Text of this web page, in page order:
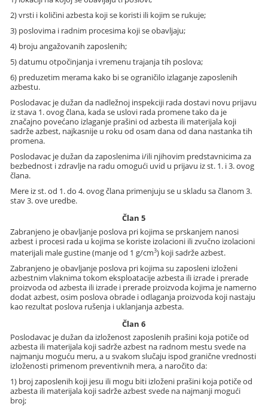
2) vrsti i količini azbesta koji se koristi ili kojim se rukuje;
3) poslovima i radnim procesima koji se obavljaju;
4) broju angažovanih zaposlenih;
5) datumu otpočinjanja i vremenu trajanja tih poslova;
6) preduzetim merama kako bi se ograničilo izlaganje zaposlenih
azbestu.
Poslodavac je dužan da nadležnoj inspekciji rada dostavi novu prijavu
iz stava 1. ovog člana, kada se uslovi rada promene tako da je
značajno povećano izlaganje prašini od azbesta ili materijala koji
sadrže azbest, najkasnije u roku od osam dana od dana nastanka tih
promena.
Poslodavac je dužan da zaposlenima i/ili njihovim predstavnicima za
bezbednost i zdravlje na radu omogući uvid u prijavu iz st. 1. i 3. ovog
člana.
Mere iz st. od 1. do 4. ovog člana primenjuju se u skladu sa članom 3.
stav 3. ove uredbe.
Član 5
Zabranjeno je obavljanje poslova pri kojima se prskanjem nanosi
azbest i procesi rada u kojima se koriste izolacioni ili zvučno izolacioni
materijali male gustine (manje od 1 g/cm3) koji sadrže azbest.
Zabranjeno je obavljanje poslova pri kojima su zaposleni izloženi
azbestnim vlaknima tokom eksploatacije azbesta ili izrade i prerade
proizvoda od azbesta ili izrade i prerade proizvoda kojima je namerno
dodat azbest, osim poslova obrade i odlaganja proizvoda koji nastaju
kao rezultat poslova rušenja i uklanjanja azbesta.
Član 6
Poslodavac je dužan da izloženost zaposlenih prašini koja potiče od
azbesta ili materijala koji sadrže azbest na radnom mestu svede na
najmanju moguću meru, a u svakom slučaju ispod granične vrednosti
izloženosti primenom preventivnih mera, a naročito da:
1) broj zaposlenih koji jesu ili mogu biti izloženi prašini koja potiče od
azbesta ili materijala koji sadrže azbest svede na najmanji mogući
broj;